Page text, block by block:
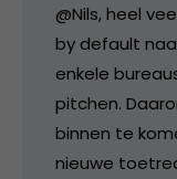
@Nils, heel
by default
enkele
pitchen.
binnen te
nieuwe